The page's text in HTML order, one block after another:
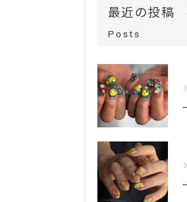
最近の投稿
Posts